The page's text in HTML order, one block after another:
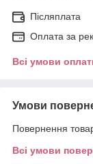
Післяплата
Оплата за
Всі умови
Умови
Повернення
Всі умови